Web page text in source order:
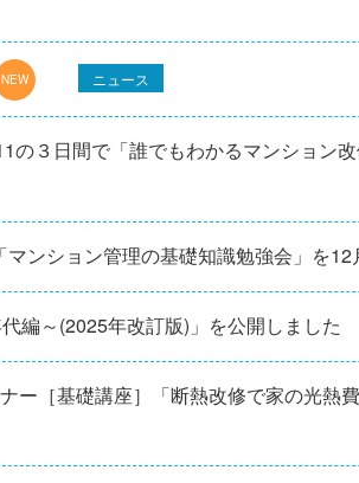
ニュース
の３日間で「誰でもわかるマンション
ンション管理の基礎知識勉強会」を12
編～(2025年改訂版)」を公開しました
ー［基礎講座］「断熱改修で家の光熱